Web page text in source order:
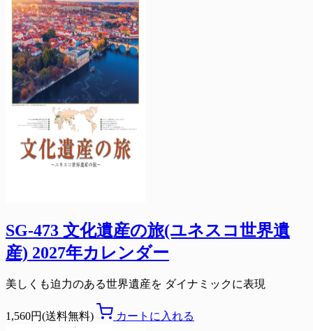
SG-473 文化遺産の旅(ユネスコ世界遺
産) 2027年カレンダー
美しくも迫力のある世界遺産を ダイナミックに表現
1,560円(送料無料) カートに入れる